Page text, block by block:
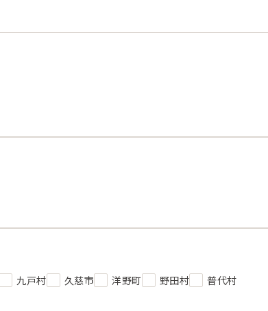
九戸村 久慈市 洋野町 野田村 普代村